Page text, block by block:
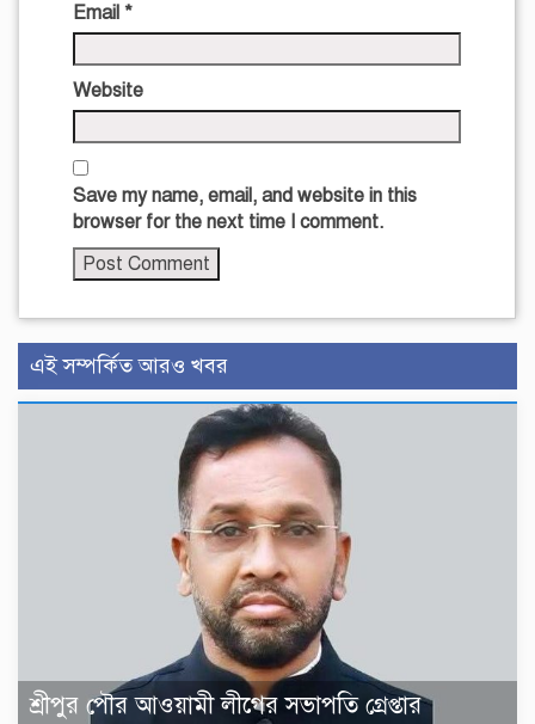
Email *
Website
Save my name, email, and website in this
browser for the next time I comment.
এই সম্পর্কিত আরও খবর
শ্রীপুর পৌর আওয়ামী লীগের সভাপতি গ্রেপ্তার